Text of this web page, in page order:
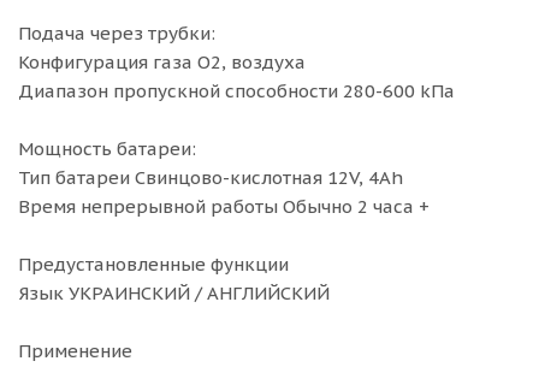
Подача через трубки:
Конфигурация газа O2, воздуха
Диапазон пропускной способности 280-600 kПa
Мощность батареи:
Тип батареи Свинцово-кислотная 12V, 4Ah
Время непрерывной работы Обычно 2 часа +
Предустановленные функции
Язык УКРАИНСКИЙ / АНГЛИЙСКИЙ
Применение